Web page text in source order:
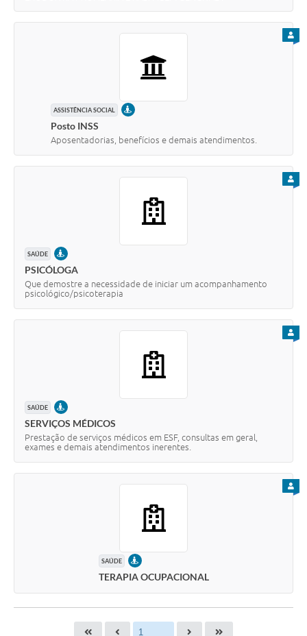
ASSISTÊNCIA SOCIAL PRESENCIAL
Posto INSS
Aposentadorias, benefícios e demais atendimentos.
SAÚDE PRESENCIAL
PSICÓLOGA
Que demostre a necessidade de iniciar um acompanhamento
psicológico/psicoterapia
SAÚDE PRESENCIAL
SERVIÇOS MÉDICOS
Prestação de serviços médicos em ESF, consultas em geral,
exames e demais atendimentos inerentes.
SAÚDE PRESENCIAL
TERAPIA OCUPACIONAL